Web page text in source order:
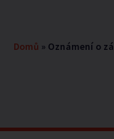
Domů » Oznámení o